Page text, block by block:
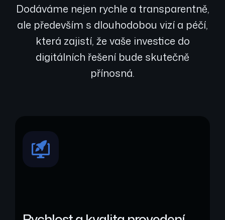
Dodáváme nejen rychle a transparentně,
ale především s dlouhodobou vizí a péčí,
která zajistí, že vaše investice do
digitálních řešení bude skutečně
přínosná.